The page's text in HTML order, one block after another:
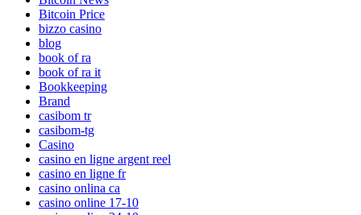
Bitcoin Price
bizzo casino
blog
book of ra
book of ra it
Bookkeeping
Brand
casibom tr
casibom-tg
Casino
casino en ligne argent reel
casino en ligne fr
casino onlina ca
casino online 17-10